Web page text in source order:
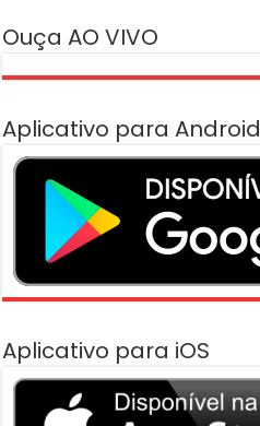
Ouça AO VIVO
Aplicativo para Android
Aplicativo para iOS